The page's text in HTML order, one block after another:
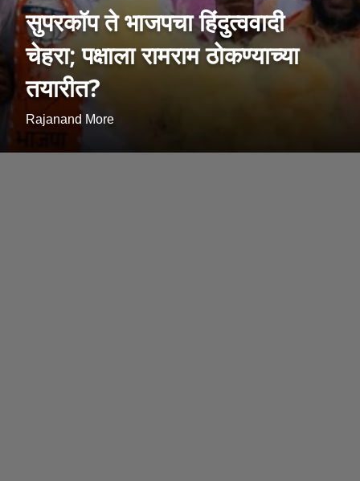
सुपरकॉप ते भाजपचा हिंदुत्ववादी
चेहरा; पक्षाला रामराम ठोकण्याच्या
तयारीत?
Rajanand More